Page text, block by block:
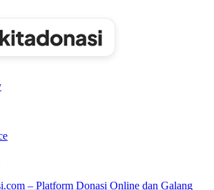
– Platform Donasi Online dan Galang